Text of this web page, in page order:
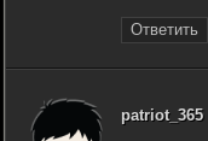
Ответить
patriot_365